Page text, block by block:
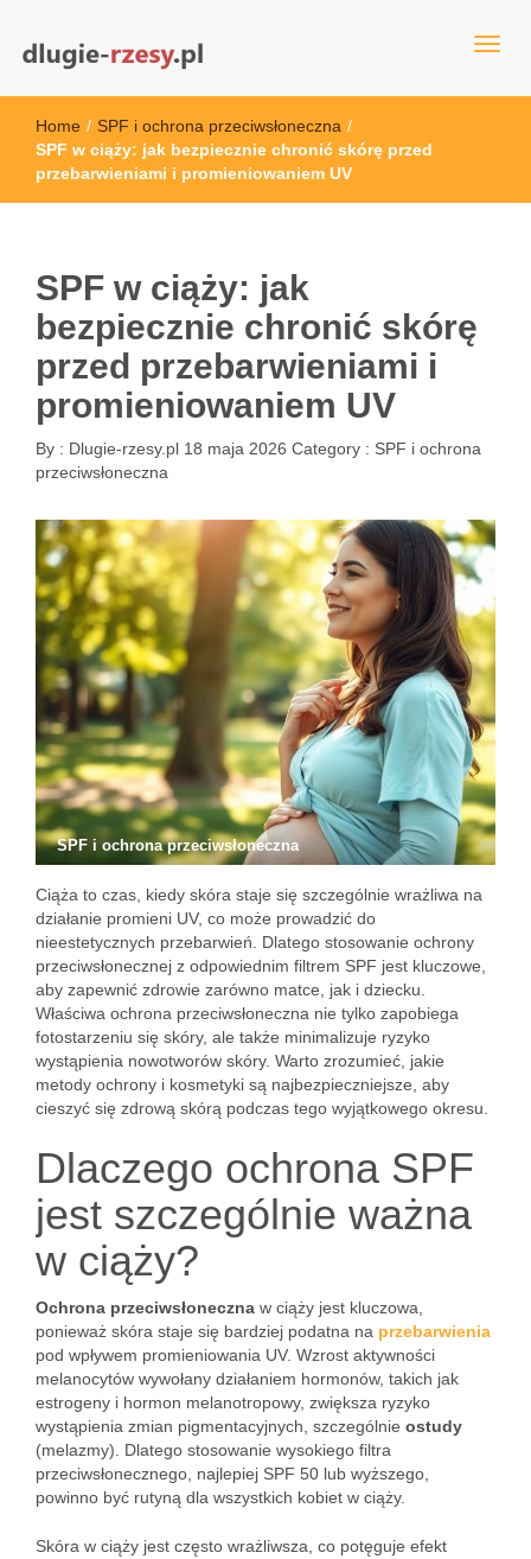
dlugie-rzesy.pl
Home / SPF i ochrona przeciwsłoneczna /
SPF w ciąży: jak bezpiecznie chronić skórę przed
przebarwieniami i promieniowaniem UV
SPF w ciąży: jak
bezpiecznie chronić skórę
przed przebarwieniami i
promieniowaniem UV
By : Dlugie-rzesy.pl 18 maja 2026 Category : SPF i ochrona
przeciwsłoneczna
SPF i ochrona przeciwsłoneczna
Ciąża to czas, kiedy skóra staje się szczególnie wrażliwa na
działanie promieni UV, co może prowadzić do
nieestetycznych przebarwień. Dlatego stosowanie ochrony
przeciwsłonecznej z odpowiednim filtrem SPF jest kluczowe,
aby zapewnić zdrowie zarówno matce, jak i dziecku.
Właściwa ochrona przeciwsłoneczna nie tylko zapobiega
fotostarzeniu się skóry, ale także minimalizuje ryzyko
wystąpienia nowotworów skóry. Warto zrozumieć, jakie
metody ochrony i kosmetyki są najbezpieczniejsze, aby
cieszyć się zdrową skórą podczas tego wyjątkowego okresu.
Dlaczego ochrona SPF
jest szczególnie ważna
w ciąży?
Ochrona przeciwsłoneczna w ciąży jest kluczowa,
ponieważ skóra staje się bardziej podatna na przebarwienia
pod wpływem promieniowania UV. Wzrost aktywności
melanocytów wywołany działaniem hormonów, takich jak
estrogeny i hormon melanotropowy, zwiększa ryzyko
wystąpienia zmian pigmentacyjnych, szczególnie ostudy
(melazmy). Dlatego stosowanie wysokiego filtra
przeciwsłonecznego, najlepiej SPF 50 lub wyższego,
powinno być rutyną dla wszystkich kobiet w ciąży.
Skóra w ciąży jest często wrażliwsza, co potęguje efekt